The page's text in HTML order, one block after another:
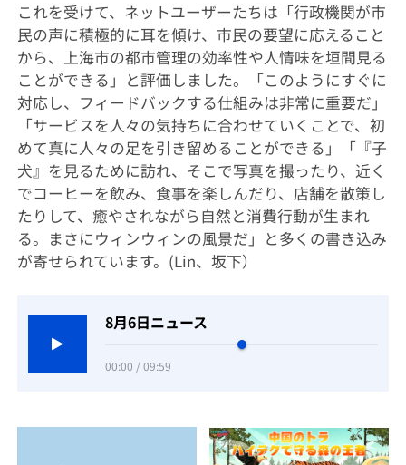
これを受けて、ネットユーザーたちは「行政機関が市
民の声に積極的に耳を傾け、市民の要望に応えること
から、上海市の都市管理の効率性や人情味を垣間見る
ことができる」と評価しました。「このようにすぐに
対応し、フィードバックする仕組みは非常に重要だ」
「サービスを人々の気持ちに合わせていくことで、初
めて真に人々の足を引き留めることができる」「『子
犬』を見るために訪れ、そこで写真を撮ったり、近く
でコーヒーを飲み、食事を楽しんだり、店舗を散策し
たりして、癒やされながら自然と消費行動が生まれ
る。まさにウィンウィンの風景だ」と多くの書き込み
が寄せられています。(Lin、坂下）
8月6日ニュース
00:00 / 09:59